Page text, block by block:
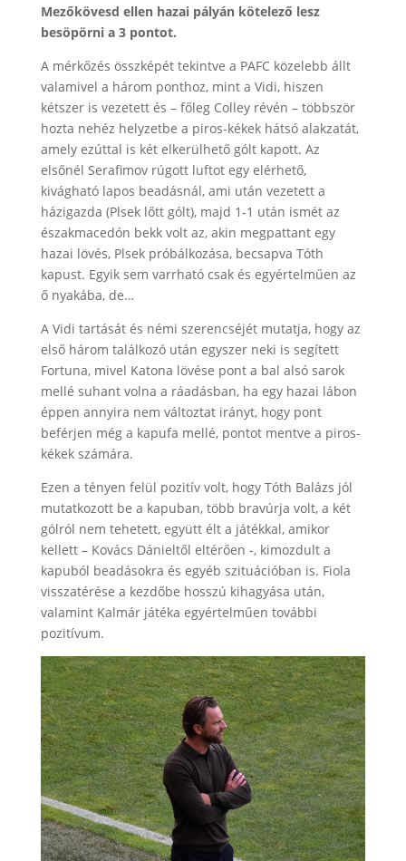
Mezőkövesd ellen hazai pályán kötelező lesz
besöpörni a 3 pontot.
A mérkőzés összképét tekintve a PAFC közelebb állt
valamivel a három ponthoz, mint a Vidi, hiszen
kétszer is vezetett és – főleg Colley révén – többször
hozta nehéz helyzetbe a piros-kékek hátsó alakzatát,
amely ezúttal is két elkerülhető gólt kapott. Az
elsőnél Serafimov rúgott luftot egy elérhető,
kivágható lapos beadásnál, ami után vezetett a
házigazda (Plsek lőtt gólt), majd 1-1 után ismét az
északmacedón bekk volt az, akin megpattant egy
hazai lövés, Plsek próbálkozása, becsapva Tóth
kapust. Egyik sem varrható csak és egyértelműen az
ő nyakába, de…
A Vidi tartását és némi szerencséjét mutatja, hogy az
első három találkozó után egyszer neki is segített
Fortuna, mivel Katona lövése pont a bal alsó sarok
mellé suhant volna a ráadásban, ha egy hazai lábon
éppen annyira nem változtat irányt, hogy pont
beférjen még a kapufa mellé, pontot mentve a piros-
kékek számára.
Ezen a tényen felül pozitív volt, hogy Tóth Balázs jól
mutatkozott be a kapuban, több bravúrja volt, a két
gólról nem tehetett, együtt élt a játékkal, amikor
kellett – Kovács Dánieltől eltérően -, kimozdult a
kapuból beadásokra és egyéb szituációban is. Fiola
visszatérése a kezdőbe hosszú kihagyása után,
valamint Kalmár játéka egyértelműen további
pozitívum.